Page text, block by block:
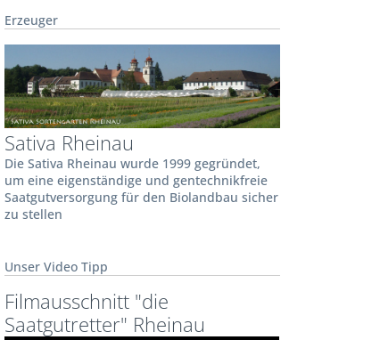
Erzeuger
Sativa Rheinau
Die Sativa Rheinau wurde 1999 gegründet,
um eine eigenständige und gentechnikfreie
Saatgutversorgung für den Biolandbau sicher
zu stellen
Unser Video Tipp
Filmausschnitt "die
Saatgutretter" Rheinau